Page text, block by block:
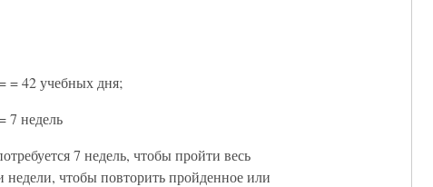
= 42 учебных дня;
7 недель
7 недель, чтобы пройти весь
недели, чтобы повторить пройденное или